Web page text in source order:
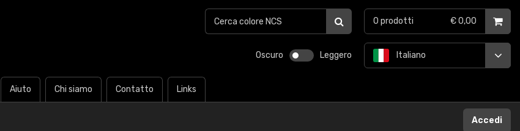
Oscuro Leggero
Aiuto Chi siamo Contatto Links
Italiano
0 prodotti € 0,00
Accedi